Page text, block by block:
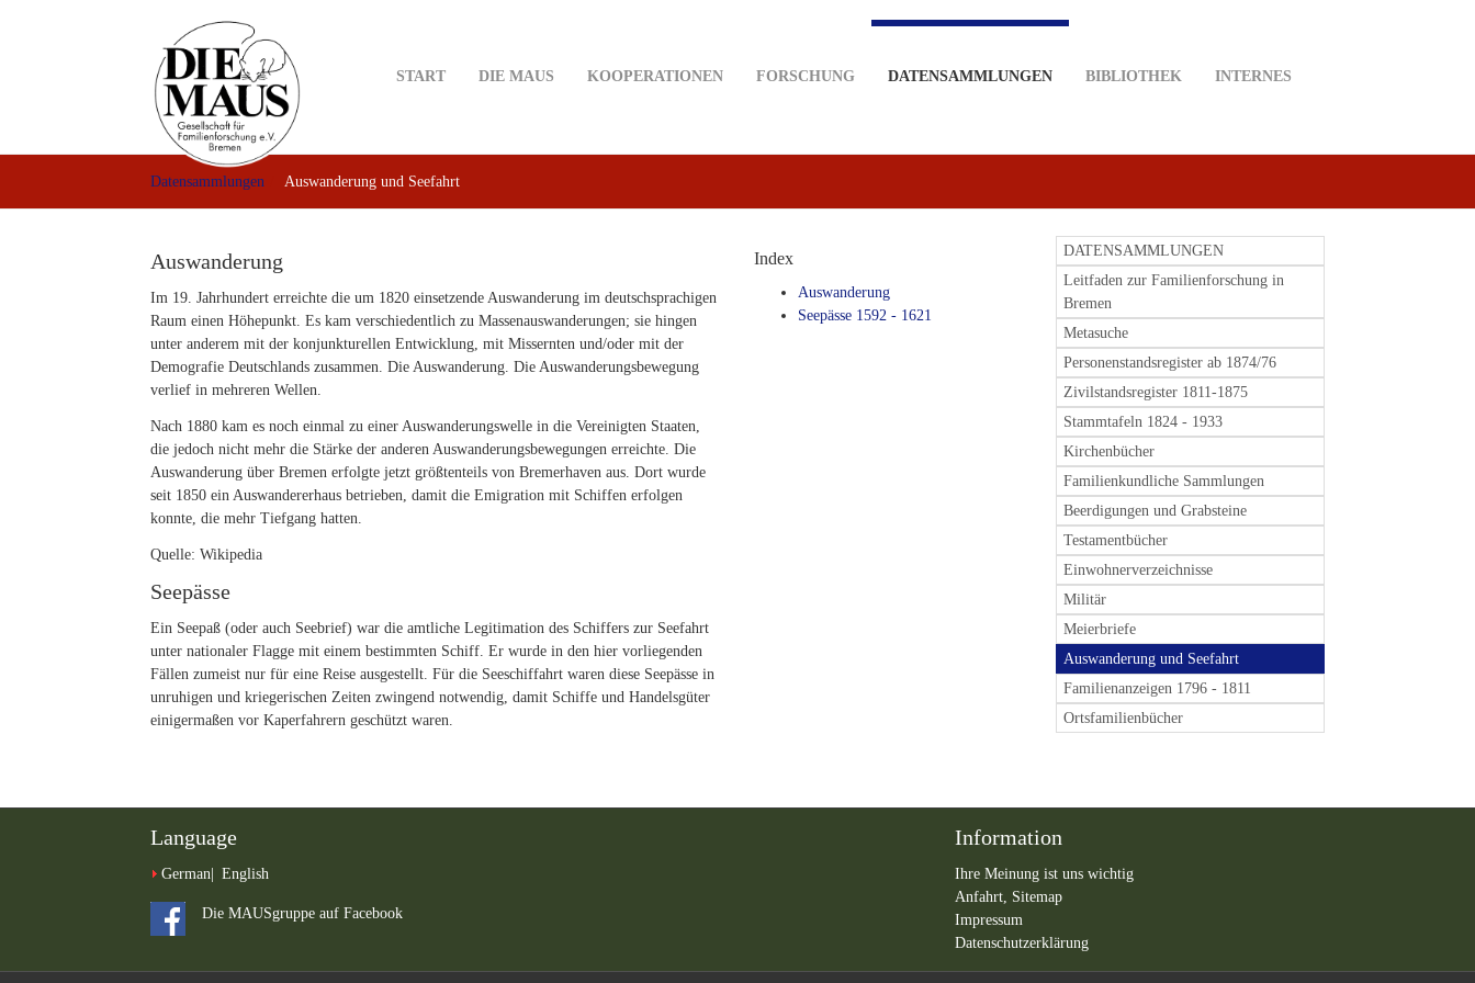
START DIE MAUS KOOPERATIONEN FORSCHUNG DATENSAMMLUNGEN BIBLIOTHEK INTERNES
Datensammlungen Auswanderung und Seefahrt
Auswanderung
Im 19. Jahrhundert erreichte die um 1820 einsetzende Auswanderung im deutschsprachigen
Raum einen Höhepunkt. Es kam verschiedentlich zu Massenauswanderungen; sie hingen
unter anderem mit der konjunkturellen Entwicklung, mit Missernten und/oder mit der
Demografie Deutschlands zusammen. Die Auswanderung. Die Auswanderungsbewegung
verlief in mehreren Wellen.
Nach 1880 kam es noch einmal zu einer Auswanderungswelle in die Vereinigten Staaten,
die jedoch nicht mehr die Stärke der anderen Auswanderungsbewegungen erreichte. Die
Auswanderung über Bremen erfolgte jetzt größtenteils von Bremerhaven aus. Dort wurde
seit 1850 ein Auswandererhaus betrieben, damit die Emigration mit Schiffen erfolgen
konnte, die mehr Tiefgang hatten.
Quelle: Wikipedia
Seepässe
Ein Seepaß (oder auch Seebrief) war die amtliche Legitimation des Schiffers zur Seefahrt
unter nationaler Flagge mit einem bestimmten Schiff. Er wurde in den hier vorliegenden
Fällen zumeist nur für eine Reise ausgestellt. Für die Seeschiffahrt waren diese Seepässe in
unruhigen und kriegerischen Zeiten zwingend notwendig, damit Schiffe und Handelsgüter
einigermaßen vor Kaperfahrern geschützt waren.
Index
Auswanderung
Seepässe 1592 - 1621
DATENSAMMLUNGEN
Leitfaden zur Familienforschung in
Bremen
Metasuche
Personenstandsregister ab 1874/76
Zivilstandsregister 1811-1875
Stammtafeln 1824 - 1933
Kirchenbücher
Familienkundliche Sammlungen
Beerdigungen und Grabsteine
Testamentbücher
Einwohnerverzeichnisse
Militär
Meierbriefe
Auswanderung und Seefahrt
Familienanzeigen 1796 - 1811
Ortsfamilienbücher
Language
German English
Die MAUSgruppe auf Facebook
Information
Ihre Meinung ist uns wichtig
Anfahrt, Sitemap
Impressum
Datenschutzerklärung